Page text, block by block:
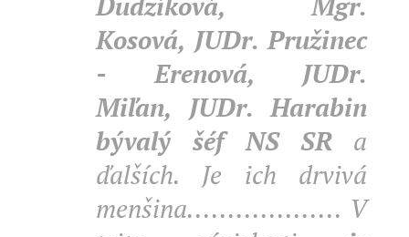
Kosová, JUDr. Pružinec
- Erenová, JUDr.
Miľan, JUDr. Harabin
bývalý šéf NS
SR a
ďalších. Je ich drvivá
menšina................... V